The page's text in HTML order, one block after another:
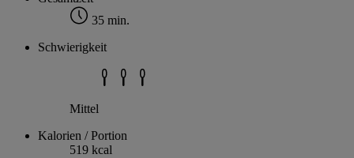
35 min.
Schwierigkeit
Mittel
Kalorien / Portion
519 kcal